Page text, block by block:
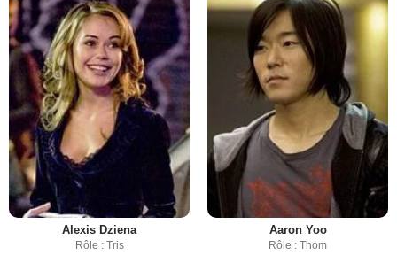
Alexis Dziena
Rôle : Tris
Aaron Yoo
Rôle : Thom